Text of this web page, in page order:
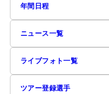
年間日程
ニュース一覧
ライブフォト一覧
ツアー登録選手